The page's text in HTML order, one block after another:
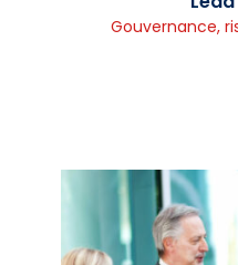
Gouvernance,